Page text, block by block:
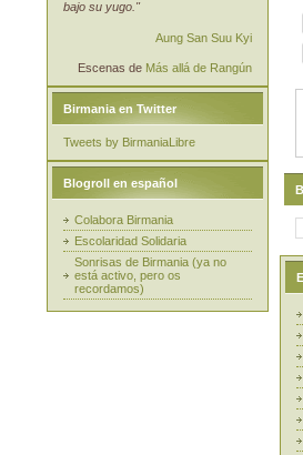
bajo su yugo."
Aung San Suu Kyi
Escenas de Más allá de Rangún
Birmania en Twitter
Tweets by BirmaniaLibre
Blogroll en español
Colabora Birmania
Escolaridad Solidaria
Sonrisas de Birmania (ya no
está activo, pero os
recordamos)